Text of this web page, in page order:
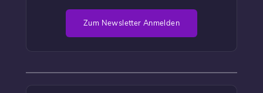
Zum Newsletter Anmelden